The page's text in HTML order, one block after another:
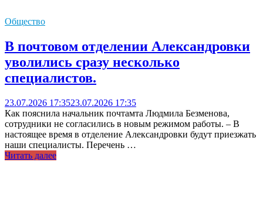
Общество
В почтовом отделении Александровки
уволились сразу несколько
специалистов.
23.07.2026 17:3523.07.2026 17:35
Как пояснила начальник почтамта Людмила Безменова,
сотрудники не согласились в новым режимом работы. – В
настоящее время в отделение Александровки будут приезжать
наши специалисты. Перечень …
Читать далее